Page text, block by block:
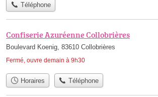
Téléphone
Confiserie Azuréenne Collobrières
Boulevard Koenig, 83610 Collobrières
Fermé, ouvre demain à 9h30
Horaires Téléphone